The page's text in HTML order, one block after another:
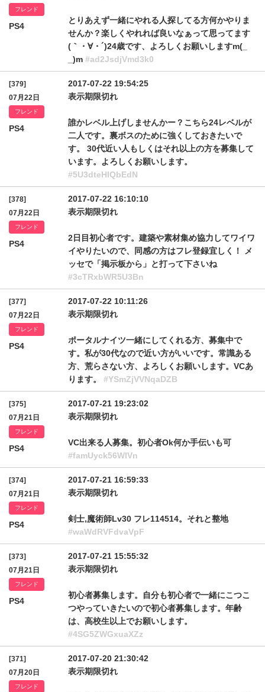
フレンド
PS4
とりあえず一緒にやれる人探してる方何かやりま
せんか？楽しくやれれば良いなぁって思ってます
(｀・∀・´)24歳です、よろしくお願いしますm(_
_)m #ad2JsdjVmd3k0
[379]
07月22日
フレンド
PS4
2017-07-22 19:54:25
表示期限切れ
誰かレベル上げしませんかー？こちら24レベルが
二人です。裏ボスのために強くしておきたいで
す。 30代近い人もしくはそれ以上の方を募集して
います。よろしくお願いします。
#5U3dteHlQbEdN
[378]
07月22日
フレンド
PS4
2017-07-22 16:10:10
表示期限切れ
2日目初心者です。建築や素材集め協力してワイワ
イやりたいので、同感の方はフレ登録宜しく！ メ
ッセで「掲示板から」と打って下さいね
#3cTRxbWR5U3Bn
[377]
07月22日
フレンド
PS4
2017-07-22 10:11:26
表示期限切れ
ポータルナイツ一緒にしてくれる方、募集中で
す。私が30代なので近い方がいいです。常識ある
方、荒らさない方、よろしくお願いします。VCあ
ります。 #YSmZjVVNqaDZB
[375]
07月21日
フレンド
PS4
2017-07-21 19:23:02
表示期限切れ
VC出来る人募集。初心者Ok何か手伝いも可
#famUyck56WlVn
[374]
07月21日
フレンド
PS4
2017-07-21 16:59:33
表示期限切れ
剣士,魔術師Lv30 フレ114514。それと整地
#waWdRVFdvaVpF
[373]
07月21日
フレンド
PS4
2017-07-21 15:55:32
表示期限切れ
初心者募集します。自分も初心者で一緒にこつこ
つやっていきたいので初心者募集します。年齢
は、高校生以上でお願いします。
#4SG5ZWGxuaXZz
[371]
07月20日
フレンド
2017-07-20 21:30:42
表示期限切れ